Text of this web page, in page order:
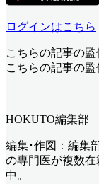
ログインはこちら
こちらの記事の監
こちらの記事の監
HOKUTO編集部
編集･作図：編集
の専門医が複数
中。